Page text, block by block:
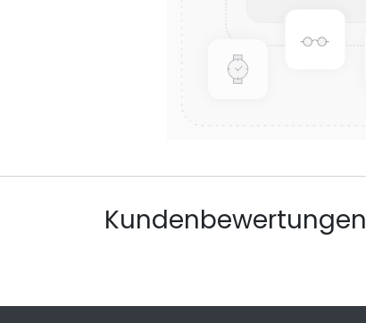
Kundenbewertungen